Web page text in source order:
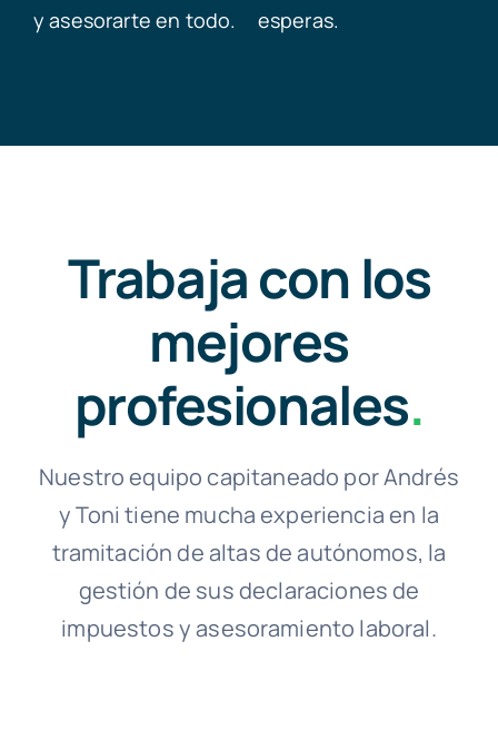
y asesorarte en todo.
esperas.
Trabaja con los
mejores
profesionales.
Nuestro equipo capitaneado por Andrés
y Toni tiene mucha experiencia en la
tramitación de altas de autónomos, la
gestión de sus declaraciones de
impuestos y asesoramiento laboral.